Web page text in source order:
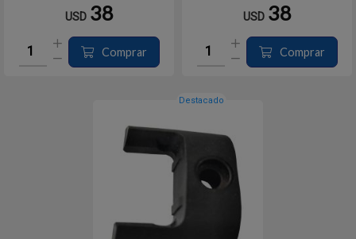
USD 38
Comprar
USD 38
Comprar
Destacado